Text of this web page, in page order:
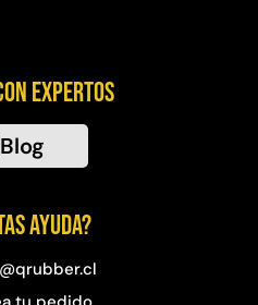
expertos
Blog
ayuda?